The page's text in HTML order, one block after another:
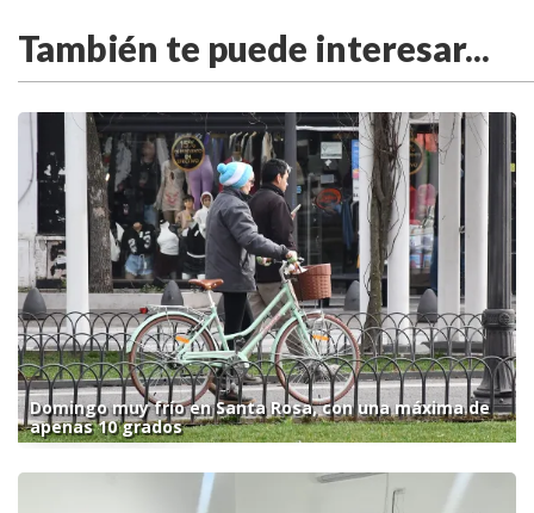
También te puede interesar...
Domingo muy frío en Santa Rosa, con una máxima de
apenas 10 grados